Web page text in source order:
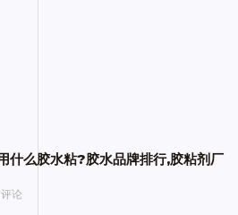
什么胶水粘?胶水品牌排行,胶粘剂厂
论